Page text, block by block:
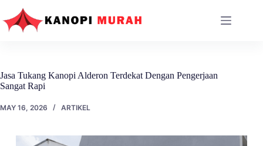
content
Jasa Tukang Kanopi Alderon Terdekat Dengan Pengerjaan
Sangat Rapi
MAY 16, 2026 ARTIKEL